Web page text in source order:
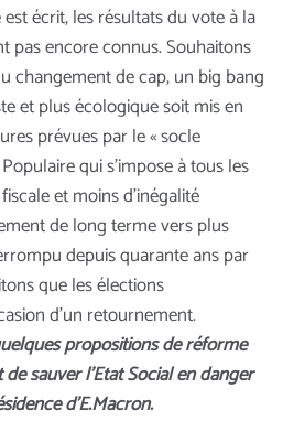
écrit, les résultats du vote à la
pas encore connus. Souhaitons
changement de cap, un big bang
et plus écologique soit mis en
prévues par le « socle
qui s’impose à tous les
et moins d’inégalité
de long terme vers plus
depuis quarante ans par
que les élections
d’un retournement.
propositions de réforme
sauver l’Etat Social en danger
d’E.Macron.